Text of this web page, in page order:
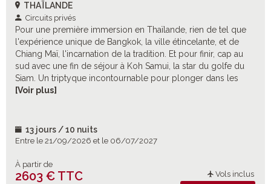
THAÏLANDE
Circuits privés
Pour une première immersion en Thaïlande, rien de tel que
l'expérience unique de Bangkok, la ville étincelante, et de
Chiang Maï, l'incarnation de la tradition. Et pour finir, cap au
sud avec une fin de séjour à Koh Samui, la star du golfe du
Siam. Un triptyque incontournable pour plonger dans les
charmes envoûtants de ce merveilleux pays ! Et pour enrichir
[Voir plus]
13 jours / 10 nuits
Entre le 21/09/2026 et le 06/07/2027
À partir de
2603 € TTC Vols inclus